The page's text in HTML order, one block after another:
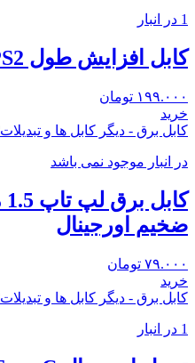
1 در انبار
کابل افزایش طول PS2 طول ۱٫۵ متر
۱۹۹.۰۰۰ تومان
خرید
کابل برق - دیگر کابل ها و تبدیلات
در انبار موجود نمی باشد
ضخیم اورجینال
۷۹.۰۰۰ تومان
خرید
کابل برق - دیگر کابل ها و تبدیلات
1 در انبار